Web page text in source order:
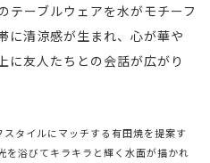
テーブルウェアを水がモチーフ
に清涼感が生まれ、心が華や
に友人たちとの会話が広がり
タイルにマッチする有田焼を提案す
を浴びてキラキラと輝く水面が描かれ